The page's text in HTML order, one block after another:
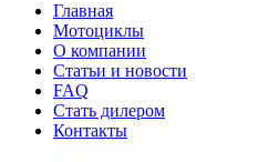
Главная
Мотоциклы
О компании
Статьи и новости
FAQ
Стать дилером
Контакты